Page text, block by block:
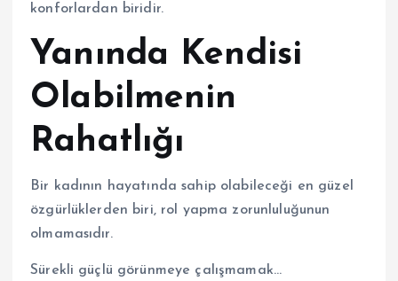
konforlardan biridir.
Yanında Kendisi
Olabilmenin
Rahatlığı
Bir kadının hayatında sahip olabileceği en güzel
özgürlüklerden biri, rol yapma zorunluluğunun
olmamasıdır.
Sürekli güçlü görünmeye çalışmamak…